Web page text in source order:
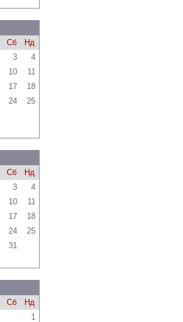
Сб
Нд
3
4
10
11
17
18
24
25
Сб
Нд
3
4
10
11
17
18
24
25
31
Сб
Нд
1